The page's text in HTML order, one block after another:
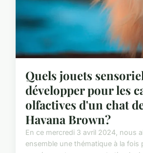
Quels jouets
développer pour les
olfactives d'un chat
Havana Brown?
En ce mercredi 3 avril 2024, nous
ensemble une thématique à la fois